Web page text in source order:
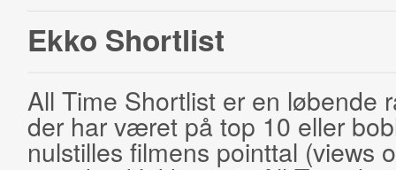
Ekko Shortlist
All Time Shortlist er en løbende
der har været på top 10 eller
nulstilles filmens pointtal (views